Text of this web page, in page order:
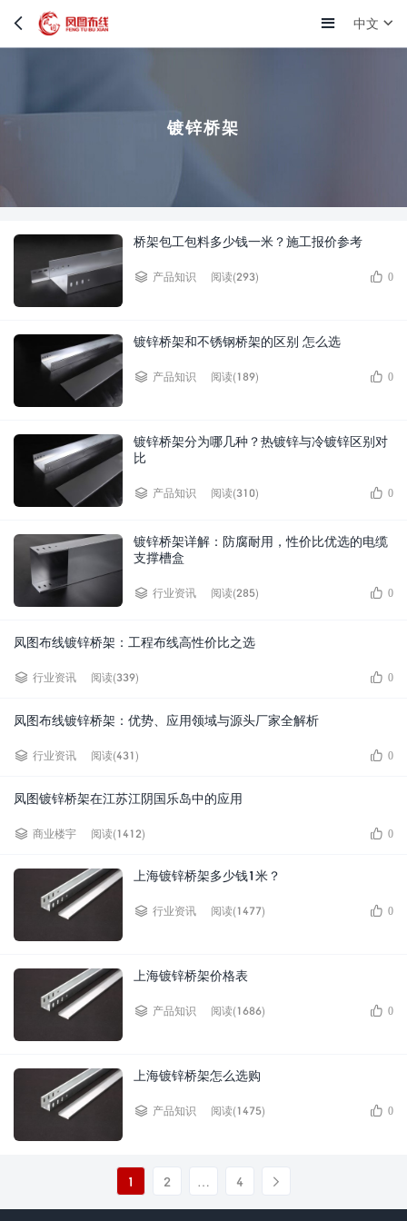
中文
镀锌桥架
桥架包工包料多少钱一米？施工报价参考
产品知识 阅读(293) 0
镀锌桥架和不锈钢桥架的区别 怎么选
产品知识 阅读(189) 0
镀锌桥架分为哪几种？热镀锌与冷镀锌区别对
比
产品知识 阅读(310) 0
镀锌桥架详解：防腐耐用，性价比优选的电缆
支撑槽盒
行业资讯 阅读(285) 0
凤图布线镀锌桥架：工程布线高性价比之选
行业资讯 阅读(339) 0
凤图布线镀锌桥架：优势、应用领域与源头厂家全解析
行业资讯 阅读(431) 0
凤图镀锌桥架在江苏江阴国乐岛中的应用
商业楼宇 阅读(1412) 0
上海镀锌桥架多少钱1米？
行业资讯 阅读(1477) 0
上海镀锌桥架价格表
产品知识 阅读(1686) 0
上海镀锌桥架怎么选购
产品知识 阅读(1475) 0
1 2 … 4